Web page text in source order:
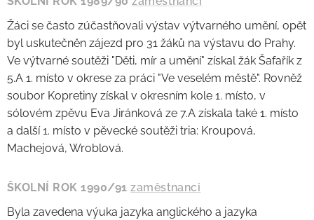
Žáci se často zúčastňovali výstav výtvarného umění, opět
byl uskutečněn zájezd pro 31 žáků na výstavu do Prahy.
Ve výtvarné soutěži "Děti, mír a umění" získal žák Šafařík z
5.A 1. místo v okrese za práci "Ve veselém městě". Rovněž
soubor Kopretiny získal v okresním kole 1. místo, v
sólovém zpěvu Eva Jiránková ze 7.A získala také 1. místo
a další 1. místo v pěvecké soutěži tria: Kroupová,
Machejová, Wroblová.
ŠKOLNÍ ROK 1990/91zaměstnanci
Byla zavedena výuka jazyka anglického a jazyka